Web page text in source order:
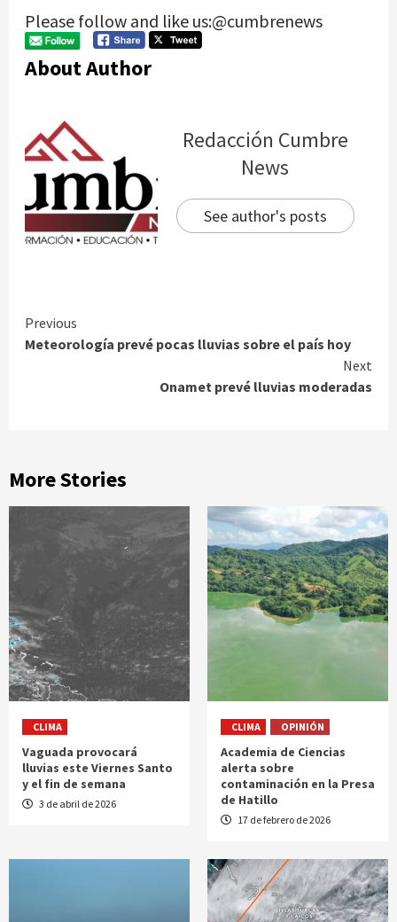
Please follow and like us:@cumbrenews
About Author
Redacción Cumbre
News
See author's posts
Continue
Reading
Previous
Meteorología prevé pocas lluvias sobre el país hoy
Next
Onamet prevé lluvias moderadas
More Stories
CLIMA
Vaguada provocará
lluvias este Viernes Santo
y el fin de semana
3 de abril de 2026
CLIMA OPINIÓN
Academia de Ciencias
alerta sobre
contaminación en la Presa
de Hatillo
17 de febrero de 2026